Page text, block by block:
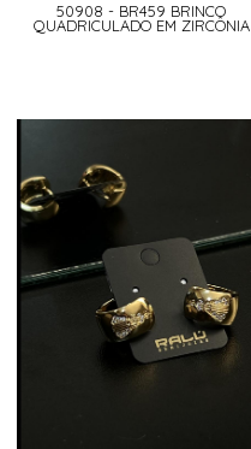
50908 - BR459 BRINCO
QUADRICULADO EM ZIRCÔNIA